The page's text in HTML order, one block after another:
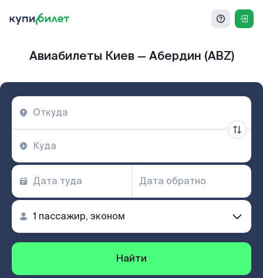
Авиабилеты Киев — Абердин (ABZ)
Найти